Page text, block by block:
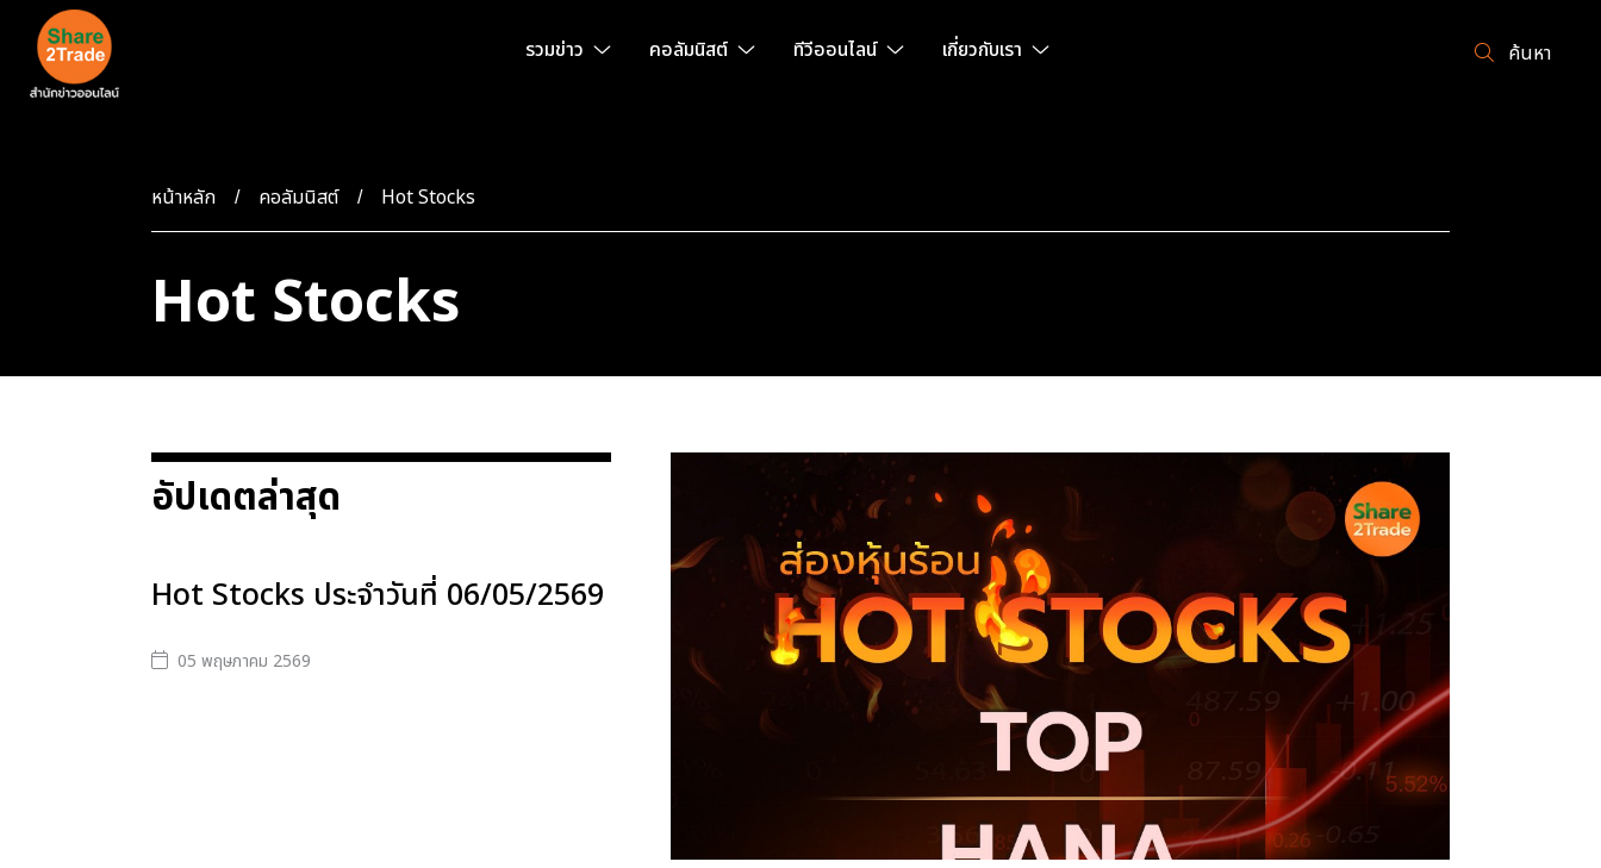
รวมข่าว คอลัมนิสต์ ทีวีออนไลน์ เกี่ยวกับเรา ค้นหา
หน้าหลัก คอลัมนิสต์ Hot Stocks
Hot Stocks
อัปเดตล่าสุด
Hot Stocks ประจำวันที่ 06/05/2569
05 พฤษภาคม 2569